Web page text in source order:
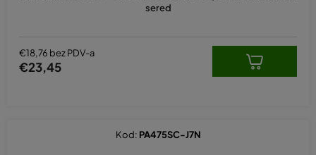
sered
€18,76 bez PDV-a
€23,45
Kod: PA475SC-J7N